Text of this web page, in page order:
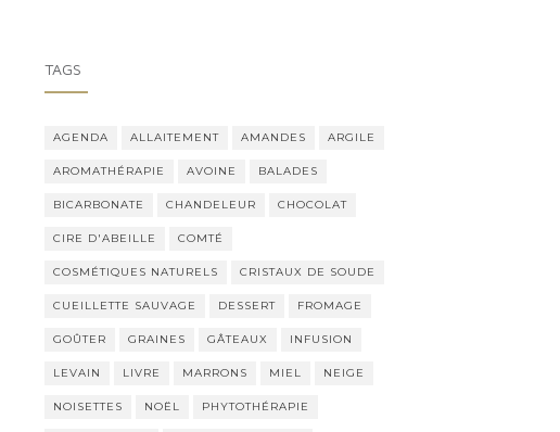
TAGS
AGENDA ALLAITEMENT AMANDES ARGILE
AROMATHÉRAPIE AVOINE BALADES
BICARBONATE CHANDELEUR CHOCOLAT
CIRE D'ABEILLE COMTÉ
COSMÉTIQUES NATURELS CRISTAUX DE SOUDE
CUEILLETTE SAUVAGE DESSERT FROMAGE
GOÛTER GRAINES GÂTEAUX INFUSION
LEVAIN LIVRE MARRONS MIEL NEIGE
NOISETTES NOËL PHYTOTHÉRAPIE